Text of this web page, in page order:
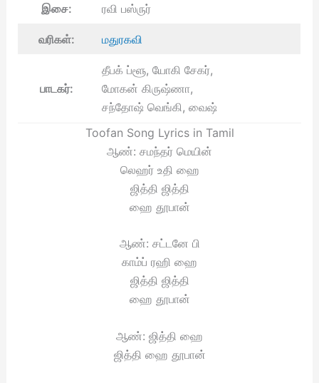
இசை: ரவி பஸ்ருர்
வரிகள்: மதுரகவி
பாடகர்:
தீபக் ப்ளூ, யோகி சேகர்,
மோகன் கிருஷ்ணா,
சந்தோஷ் வெங்கி, வைஷ்
Toofan Song Lyrics in Tamil
ஆண்: சமந்தர் மெயின்
லெஹர் உதி ஹை
ஜித்தி ஜித்தி
ஹை தூபான்
ஆண்: சட்டனே பி
காம்ப் ரஹி ஹை
ஜித்தி ஜித்தி
ஹை தூபான்
ஆண்: ஜித்தி ஹை
ஜித்தி ஹை தூபான்